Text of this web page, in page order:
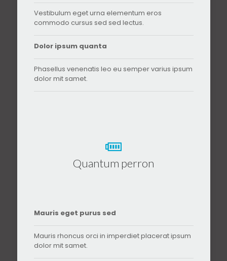
Vestibulum eget urna elementum eros
commodo cursus sed sed lectus.
Dolor ipsum quanta
Phasellus venenatis leo eu semper varius ipsum
dolor mit samet.
Quantum perron
Mauris eget purus sed
Mauris rhoncus orci in imperdiet placerat ipsum
dolor mit samet.